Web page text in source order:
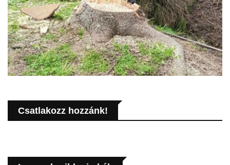
Csatlakozz hozzánk!